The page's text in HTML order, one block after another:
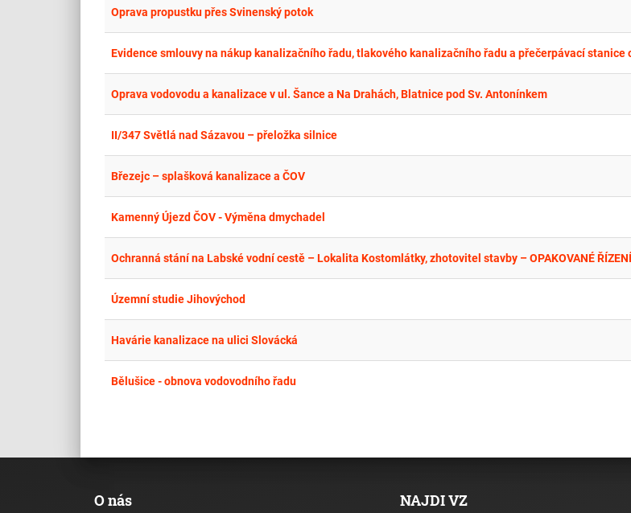
Oprava propustku přes Svinenský potok
Evidence smlouvy na nákup kanalizačního řadu, tlakového kanalizačního řadu a přečerpávací stanice
Oprava vodovodu a kanalizace v ul. Šance a Na Drahách, Blatnice pod Sv. Antonínkem
II/347 Světlá nad Sázavou – přeložka silnice
Březejc – splašková kanalizace a ČOV
Kamenný Újezd ČOV - Výměna dmychadel
Ochranná stání na Labské vodní cestě – Lokalita Kostomlátky, zhotovitel stavby – OPAKOVANÉ ŘÍZENÍ
Územní studie Jihovýchod
Havárie kanalizace na ulici Slovácká
Bělušice - obnova vodovodního řadu
O nás NAJDI VZ